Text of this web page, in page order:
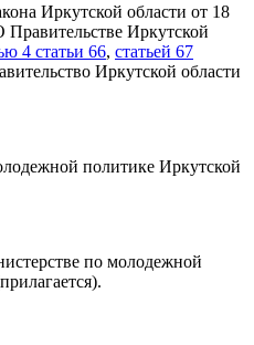
Иркутской области от 18
Правительстве Иркутской
4 статьи 66, статьей 67
Иркутской области
политике Иркутской
по молодежной